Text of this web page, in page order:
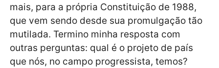
mais, para a própria Constituição de 1988,
que vem sendo desde sua promulgação tão
mutilada. Termino minha resposta com
outras perguntas: qual é o projeto de país
que nós, no campo progressista, temos?